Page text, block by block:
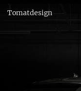
Tomatdesign